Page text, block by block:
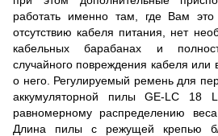
работать именно там, где Вам это
отсутствию кабеля питания, нет
кабельных барабанах и
случайного повреждения кабеля или
о него. Регулируемый ремень для
аккумуляторной пилы GE-LC 18
равномерному распределению
Длина пилы с режущей крепью